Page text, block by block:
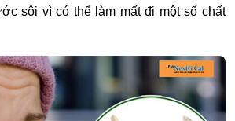
sôi vì có thể làm mất đi một số chất